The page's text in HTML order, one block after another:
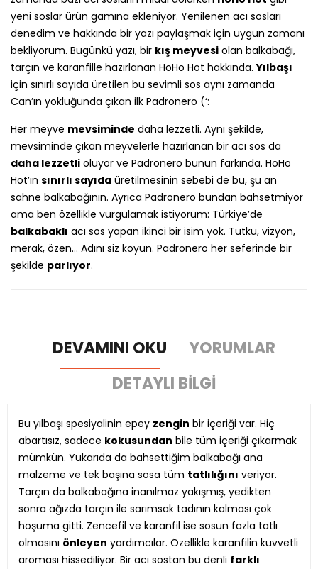
yeni soslar ürün gamına ekleniyor. Yenilenen acı sosları
denedim ve hakkında bir yazı paylaşmak için uygun zamanı
bekliyorum. Bugünkü yazı, bir kış meyvesi olan balkabağı,
tarçın ve karanfille hazırlanan HoHo Hot hakkında.Yılbaşı
için sınırlı sayıda üretilen bu sevimli sos aynı zamanda
Can’ın yokluğunda çıkan ilk Padronero (‘:
Her meyve mevsiminde daha lezzetli. Aynı şekilde,
mevsiminde çıkan meyvelerle hazırlanan bir acı sos da
daha lezzetli oluyor ve Padronero bunun farkında. HoHo
Hot’ın sınırlı sayıda üretilmesinin sebebi de bu, şu an
sahne balkabağının. Ayrıca Padronero bundan bahsetmiyor
ama ben özellikle vurgulamak istiyorum: Türkiye’de
balkabaklı acı sos yapan ikinci bir isim yok. Tutku, vizyon,
merak, özen… Adını siz koyun. Padronero her seferinde bir
şekilde parlıyor.
DEVAMINI OKU
YORUMLAR
DETAYLI BILGI
Bu yılbaşı spesiyalinin epey zengin bir içeriği var. Hiç
abartısız, sadece kokusundan bile tüm içeriği çıkarmak
mümkün. Yukarıda da bahsettiğim balkabağı ana
malzeme ve tek başına sosa tüm tatlılığını veriyor.
Tarçın da balkabağına inanılmaz yakışmış, yedikten
sonra ağızda tarçın ile sarımsak tadının kalması çok
hoşuma gitti. Zencefil ve karanfil ise sosun fazla tatlı
olmasını önleyen yardımcılar. Özellikle karanfilin kuvvetli
aroması hissediliyor. Bir acı sostan bu denli farklı